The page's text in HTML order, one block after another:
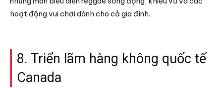
hoạt động vui chơi dành cho cả gia đình.
8. Triển lãm hàng không quốc tế
Canada